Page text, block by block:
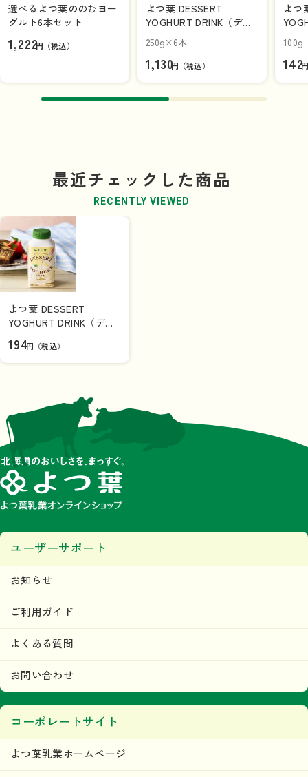
選べるよつ葉ののむヨー
グルト6本セット
1,222円（税込）
よつ葉 DESSERT
YOGHURT DRINK（デザ
ートヨーグルトドリン
ク）２５０ｇ×6本（1ケ
ース）
250g×6本
1,130円（税込）
よつ葉
ップ
100g
142
最近チェックした商品
RECENTLY VIEWED
よつ葉 DESSERT
YOGHURT DRINK（デザ
ク）２５０ｇ
194円（税込）
ユーザーサポート
お知らせ
ご利用ガイド
よくある質問
お問い合わせ
コーポレートサイト
よつ葉乳業ホームページ